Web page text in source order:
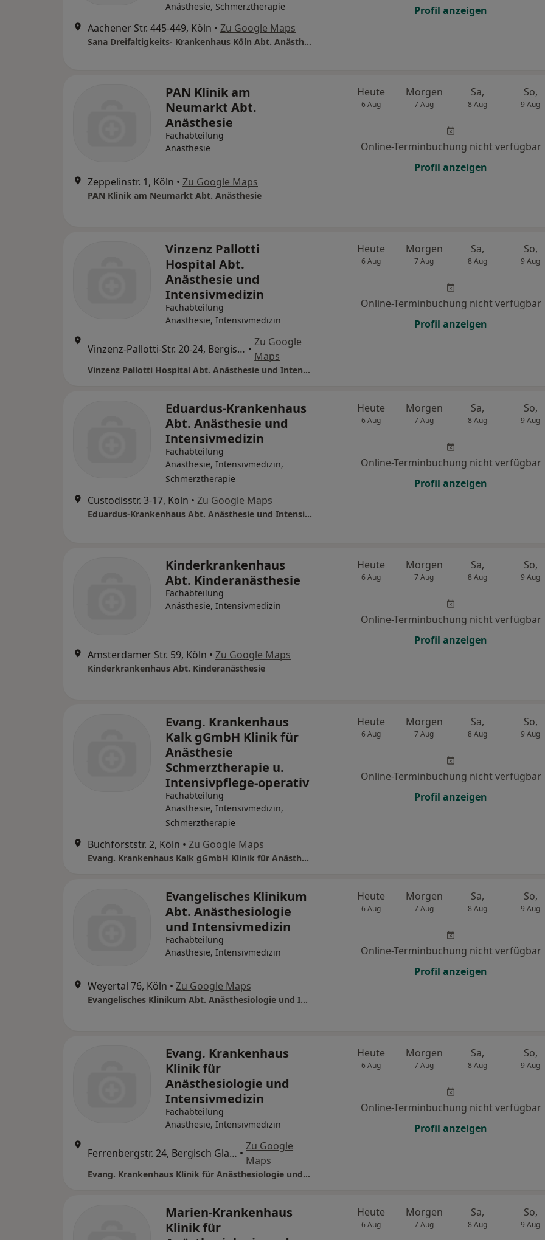
Anästhesie, Schmerztherapie
Aachener Str. 445-449, Köln • Zu Google Maps
Sana Dreifaltigkeits- Krankenhaus Köln Abt. Anästhesiologie und Intensivmedizin
Profil anzeigen
PAN Klinik am
Neumarkt Abt.
Anästhesie
Fachabteilung
Anästhesie
Zeppelinstr. 1, Köln • Zu Google Maps
PAN Klinik am Neumarkt Abt. Anästhesie
Heute
6 Aug
Morgen
7 Aug
Sa,
8 Aug
So,
9 Aug
Online-Terminbuchung nicht verfügbar
Profil anzeigen
Vinzenz Pallotti
Hospital Abt.
Anästhesie und
Intensivmedizin
Fachabteilung
Anästhesie, Intensivmedizin
Vinzenz-Pallotti-Str. 20-24, Bergisch Gladbach •
Zu Google
Maps
Vinzenz Pallotti Hospital Abt. Anästhesie und Intensivmedizin
Heute
6 Aug
Morgen
7 Aug
Sa,
8 Aug
So,
9 Aug
Online-Terminbuchung nicht verfügbar
Profil anzeigen
Eduardus-Krankenhaus
Abt. Anästhesie und
Intensivmedizin
Fachabteilung
Anästhesie, Intensivmedizin,
Schmerztherapie
Custodisstr. 3-17, Köln • Zu Google Maps
Eduardus-Krankenhaus Abt. Anästhesie und Intensivmedizin
Heute
6 Aug
Morgen
7 Aug
Sa,
8 Aug
So,
9 Aug
Online-Terminbuchung nicht verfügbar
Profil anzeigen
Kinderkrankenhaus
Abt. Kinderanästhesie
Fachabteilung
Anästhesie, Intensivmedizin
Amsterdamer Str. 59, Köln • Zu Google Maps
Kinderkrankenhaus Abt. Kinderanästhesie
Heute
6 Aug
Morgen
7 Aug
Sa,
8 Aug
So,
9 Aug
Online-Terminbuchung nicht verfügbar
Profil anzeigen
Evang. Krankenhaus
Kalk gGmbH Klinik für
Anästhesie
Schmerztherapie u.
Intensivpflege-operativ
Fachabteilung
Anästhesie, Intensivmedizin,
Schmerztherapie
Buchforststr. 2, Köln • Zu Google Maps
Evang. Krankenhaus Kalk gGmbH Klinik für Anästhesie Schmerztherapie u. Intensivpflege-operativ
Heute
6 Aug
Morgen
7 Aug
Sa,
8 Aug
So,
9 Aug
Online-Terminbuchung nicht verfügbar
Profil anzeigen
Evangelisches Klinikum
Abt. Anästhesiologie
und Intensivmedizin
Fachabteilung
Anästhesie, Intensivmedizin
Weyertal 76, Köln • Zu Google Maps
Evangelisches Klinikum Abt. Anästhesiologie und Intensivmedizin
Heute
6 Aug
Morgen
7 Aug
Sa,
8 Aug
So,
9 Aug
Online-Terminbuchung nicht verfügbar
Profil anzeigen
Evang. Krankenhaus
Klinik für
Anästhesiologie und
Intensivmedizin
Fachabteilung
Anästhesie, Intensivmedizin
Ferrenbergstr. 24, Bergisch Gladbach •
Zu Google
Maps
Evang. Krankenhaus Klinik für Anästhesiologie und Intensivmedizin
Heute
6 Aug
Morgen
7 Aug
Sa,
8 Aug
So,
9 Aug
Online-Terminbuchung nicht verfügbar
Profil anzeigen
Marien-Krankenhaus
Klinik für
Heute
6 Aug
Morgen
7 Aug
Sa,
8 Aug
So,
9 Aug